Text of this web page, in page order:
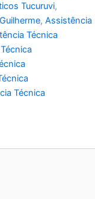
Tucuruvi,
, Assistência
Técnica
Técnica